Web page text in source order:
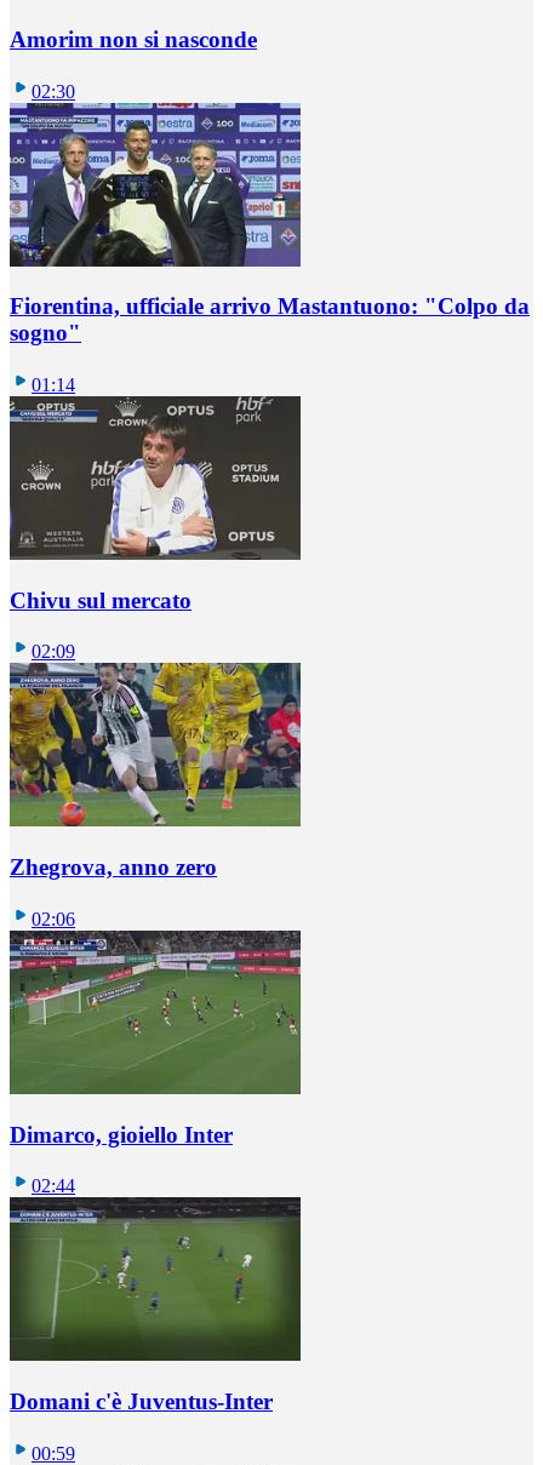
Amorim non si nasconde
02:30
Fiorentina, ufficiale arrivo Mastantuono: "Colpo da
sogno"
01:14
Chivu sul mercato
02:09
Zhegrova, anno zero
02:06
Dimarco, gioiello Inter
02:44
Domani c'è Juventus-Inter
00:59